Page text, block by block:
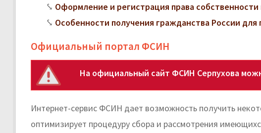
Оформление и регистрация права
Особенности получения гражданства России
Официальный портал ФСИН
На официальный сайт ФСИН Серпухова
Интернет-сервис ФСИН дает возможность получить
оптимизирует процедуру сбора и рассмотрения